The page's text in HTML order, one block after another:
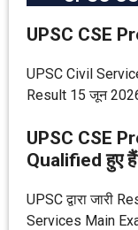
UPSC CSE
UPSC Civil
Result 15 जून 2026
UPSC CSE
Qualified हुए
UPSC द्वारा जारी
Services Main